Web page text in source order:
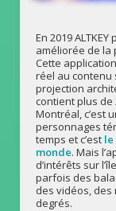
En 2019
améliorée de la
Cette
réel au contenu
projection
contient plus de
Montréal, c’est
personnages
temps et c’est
monde. Mais
d’intérêts sur
parfois des
des vidéos, des
degrés.